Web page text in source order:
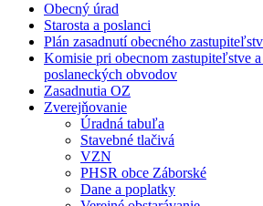
Obecný úrad
Starosta a poslanci
Plán zasadnutí obecného
Komisie pri obecnom zastupiteľstve
poslaneckých obvodov
Zasadnutia OZ
Zverejňovanie
Úradná tabuľa
Stavebné tlačivá
VZN
PHSR obce Záborské
Dane a poplatky